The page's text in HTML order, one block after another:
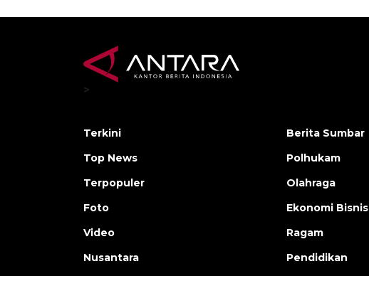
>
Terkini
Top News
Terpopuler
Foto
Video
Nusantara
Berita Sumbar
Polhukam
Olahraga
Ekonomi Bisnis
Ragam
Pendidikan